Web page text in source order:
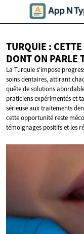
TURQUIE :
DONT ON PARLE
La Turquie s'impose
soins dentaires, attirant
quête de solutions
praticiens expérimentés et
sérieuse aux traitements
cette opportunité reste
témoignages positifs et les